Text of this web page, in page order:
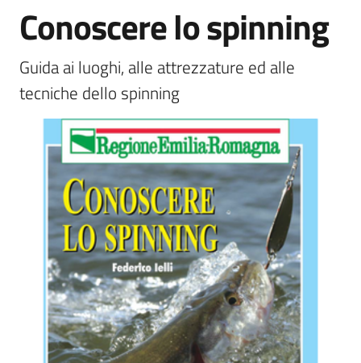
Novità
Servizi
bandi
programmi
progetti
Salta al contenuto
Conoscere lo spinning
Guida ai luoghi, alle attrezzature ed alle
tecniche dello spinning